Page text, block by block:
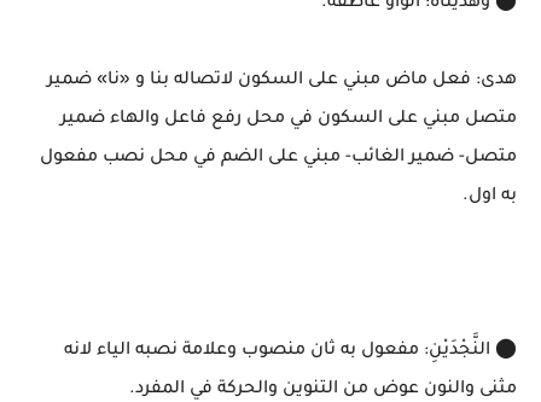
هدى: فعل ماض مبني على السكون لاتصاله بنا و «نا» ضمير
متصل مبني على السكون في محل رفع فاعل والهاء ضمير
متصل- ضمير الغائب- مبني على الضم في محل نصب مفعول
به اول.
⬤ النَّجْدَيْنِ: مفعول به ثان منصوب وعلامة نصبه الياء لانه
مثنى والنون عوض من التنوين والحركة في المفرد.